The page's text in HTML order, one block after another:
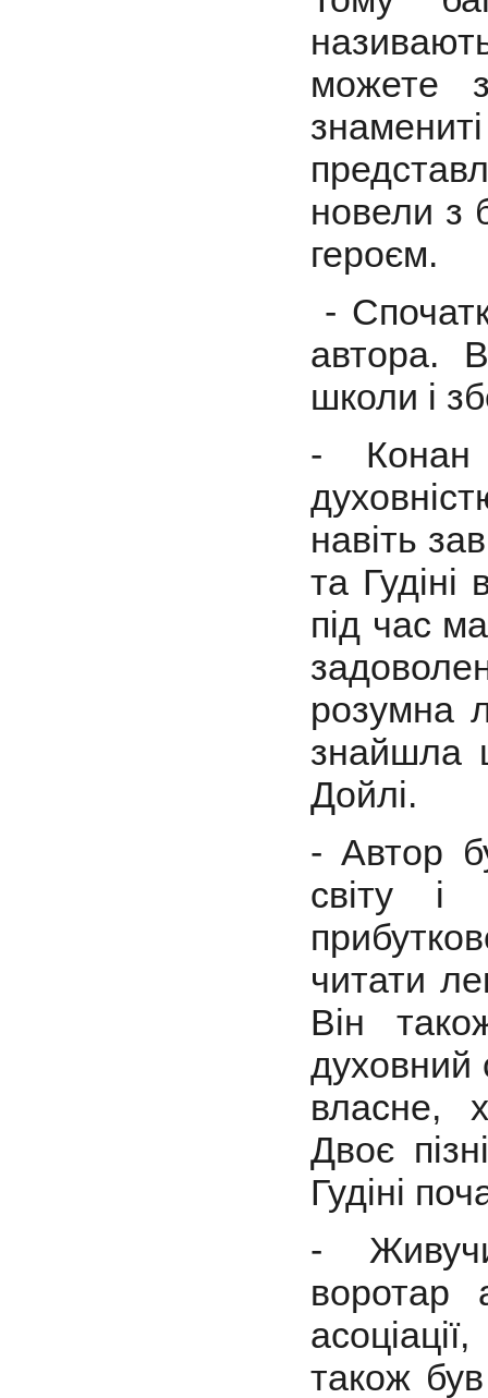
можете
новели з
героєм.
-
автора.
школи і
- Конан
навіть
та
під час
розумна
знайшла
Дойлі.
- Автор
світу і
читати
Він
духовний
власне,
Двоє
Гудіні
-
воротар
також